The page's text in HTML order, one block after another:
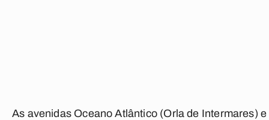
As avenidas Oceano Atlântico (Orla de Intermares)